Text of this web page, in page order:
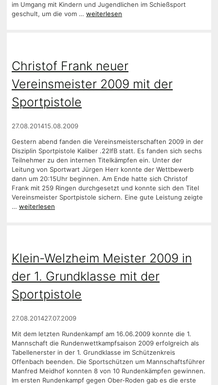
im Umgang mit Kindern und Jugendlichen im Schießsport
geschult, um die vom … weiterlesen
Christof Frank neuer
Vereinsmeister 2009 mit der
Sportpistole
27.08.201415.08.2009
Gestern abend fanden die Vereinsmeisterschaften 2009 in der
Disziplin Sportpistole Kaliber .22lfB statt. Es fanden sich sechs
Teilnehmer zu den internen Titelkämpfen ein. Unter der
Leitung von Sportwart Jürgen Herr konnte der Wettbewerb
dann um 20:15Uhr beginnen. Am Ende hatte sich Christof
Frank mit 259 Ringen durchgesetzt und konnte sich den Titel
Vereinsmeister Sportpistole sichern. Eine gute Leistung zeigte
… weiterlesen
Klein-Welzheim Meister 2009 in
der 1. Grundklasse mit der
Sportpistole
27.08.201427.07.2009
Mit dem letzten Rundenkampf am 16.06.2009 konnte die 1.
Mannschaft die Rundenwettkampfsaison 2009 erfolgreich als
Tabellenerster in der 1. Grundklasse im Schützenkreis
Offenbach beenden. Die Sportschützen um Mannschaftsführer
Manfred Meidhof konnten 8 von 10 Rundenkämpfen gewinnen.
Im ersten Rundenkampf gegen Ober-Roden gab es die erste